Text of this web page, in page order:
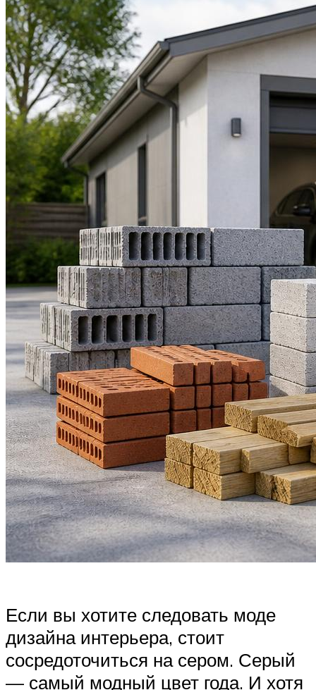
Если вы хотите следовать моде
дизайна интерьера, стоит
сосредоточиться на сером. Серый
— самый модный цвет года. И хотя